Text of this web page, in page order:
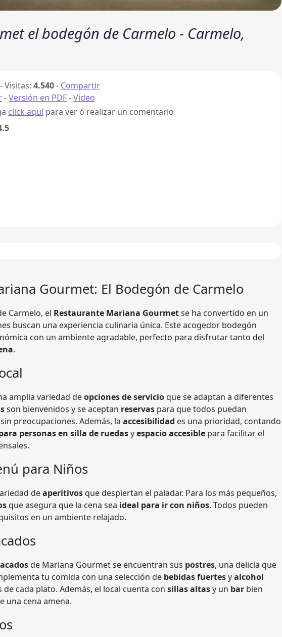
el bodegón de Carmelo - Carmelo,
-Visitas: 4.540- Compartir
-Versión en PDF-Video
click aquí para ver ó realizar un comentario
Gourmet: El Bodegón de Carmelo
Carmelo, el Restaurante Mariana Gourmetse ha convertido en un
buscan una experiencia culinaria única. Este acogedor bodegón
con un ambiente agradable, perfecto para disfrutar tanto del
.
amplia variedad deopciones de servicioque se adaptan a diferentes
son bienvenidos y se aceptan reservas para que todos puedan
preocupaciones. Además, la accesibilidad es una prioridad, contando
personas en silla de ruedasyespacio accesible para facilitar el
para Niños
deaperitivosque despiertan el paladar. Para los más pequeños,
que asegura que la cena sea ideal para ir con niños. Todos pueden
en un ambiente relajado.
de Mariana Gourmet se encuentran sus postres, una delicia que
tu comida con una selección de bebidas fuertesyalcohol
cada plato. Además, el local cuenta con sillas altasy un bar bien
una cena amena.